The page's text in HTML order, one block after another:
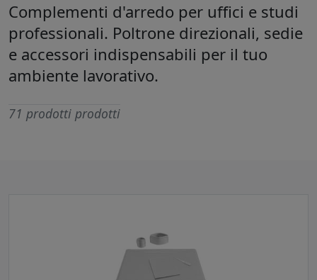
Complementi d'arredo per uffici e studi
professionali. Poltrone direzionali, sedie
e accessori indispensabili per il tuo
ambiente lavorativo.
71 prodotti prodotti